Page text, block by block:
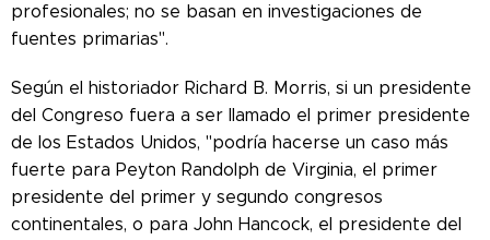
profesionales; no se basan en investigaciones de
fuentes primarias".
Según el historiador Richard B. Morris, si un presidente
del Congreso fuera a ser llamado el primer presidente
de los Estados Unidos, "podría hacerse un caso más
fuerte para Peyton Randolph de Virginia, el primer
presidente del primer y segundo congresos
continentales, o para John Hancock, el presidente del